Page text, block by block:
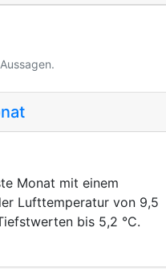
Monat mit einem
Lufttemperatur von 9,5
bis 5,2 °C.